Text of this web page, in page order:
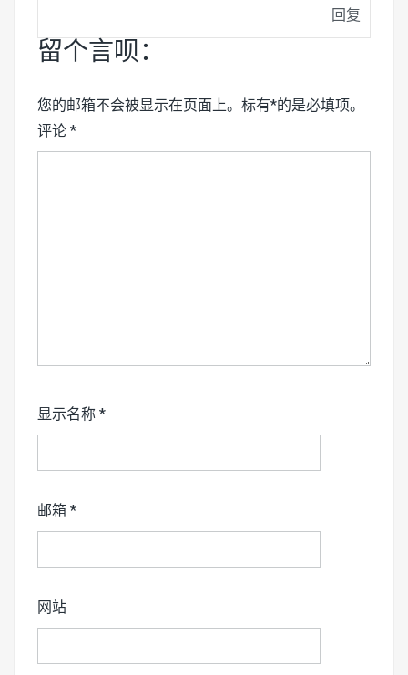
回复
留个言呗：
您的邮箱不会被显示在页面上。标有*的是必填项。
评论 *
显示名称 *
邮箱 *
网站